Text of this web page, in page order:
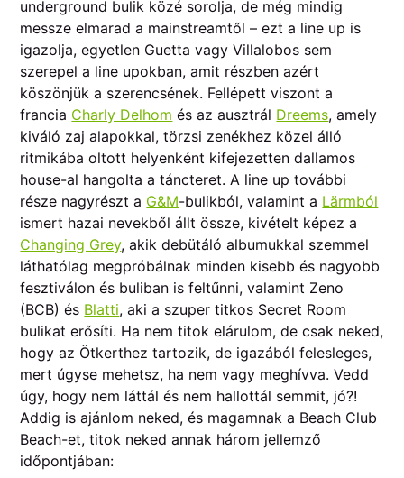
underground bulik közé sorolja, de még mindig
messze elmarad a mainstreamtől – ezt a line up is
igazolja, egyetlen Guetta vagy Villalobos sem
szerepel a line upokban, amit részben azért
köszönjük a szerencsének. Fellépett viszont a
francia Charly Delhom és az ausztrál Dreems, amely
kiváló zaj alapokkal, törzsi zenékhez közel álló
ritmikába oltott helyenként kifejezetten dallamos
house-al hangolta a táncteret. A line up további
része nagyrészt a G&M-bulikból, valamint a Lärmból
ismert hazai nevekből állt össze, kivételt képez a
Changing Grey, akik debütáló albumukkal szemmel
láthatólag megpróbálnak minden kisebb és nagyobb
fesztiválon és buliban is feltűnni, valamint Zeno
(BCB) és Blatti, aki a szuper titkos Secret Room
bulikat erősíti. Ha nem titok elárulom, de csak neked,
hogy az Ötkerthez tartozik, de igazából felesleges,
mert úgyse mehetsz, ha nem vagy meghívva. Vedd
úgy, hogy nem láttál és nem hallottál semmit, jó?!
Addig is ajánlom neked, és magamnak a Beach Club
Beach-et, titok neked annak három jellemző
időpontjában: